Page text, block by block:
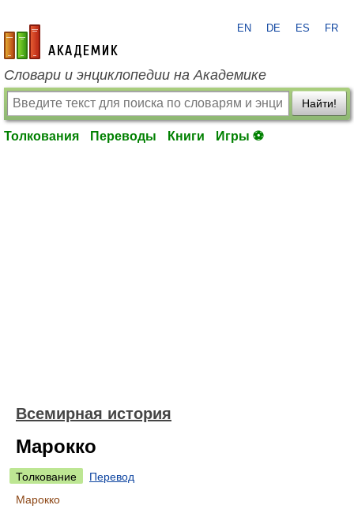
academic.ru
EN DE ES FR
Словари и энциклопедии на Академике
Найти!
Толкования Переводы Книги Игры ⚽
Всемирная история
Марокко
Толкование
Перевод
Марокко